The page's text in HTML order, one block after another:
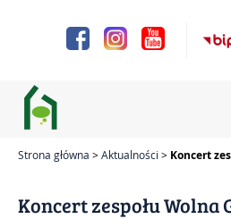
system
ułatwień
dostępu.
Strona główna Aktualności Koncert
Koncert zespołu Wolna